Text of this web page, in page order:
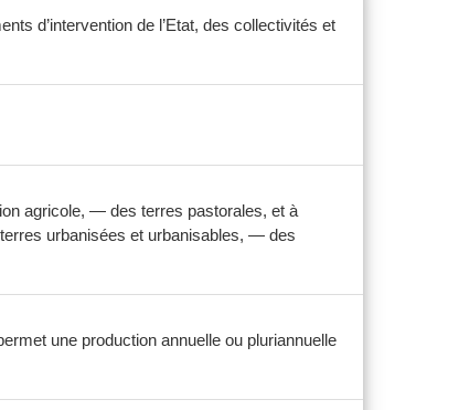
d’intervention de l’Etat, des collectivités et
agricole, — des terres pastorales, et à
urbanisées et urbanisables, — des
une production annuelle ou pluriannuelle